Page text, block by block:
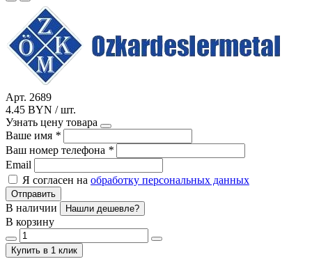
Арт. 2689
4.45 BYN / шт.
Узнать цену товара
Ваше имя *
Ваш номер телефона *
Email
Я согласен на обработку персональных данных
Отправить
В наличии Нашли дешевле?
В корзину
Купить в 1 клик